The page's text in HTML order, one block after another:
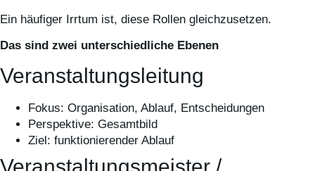
Ein häufiger Irrtum ist, diese Rollen gleichzusetzen.
Das sind zwei unterschiedliche Ebenen
Veranstaltungsleitung
Fokus: Organisation, Ablauf, Entscheidungen
Perspektive: Gesamtbild
Ziel: funktionierender Ablauf